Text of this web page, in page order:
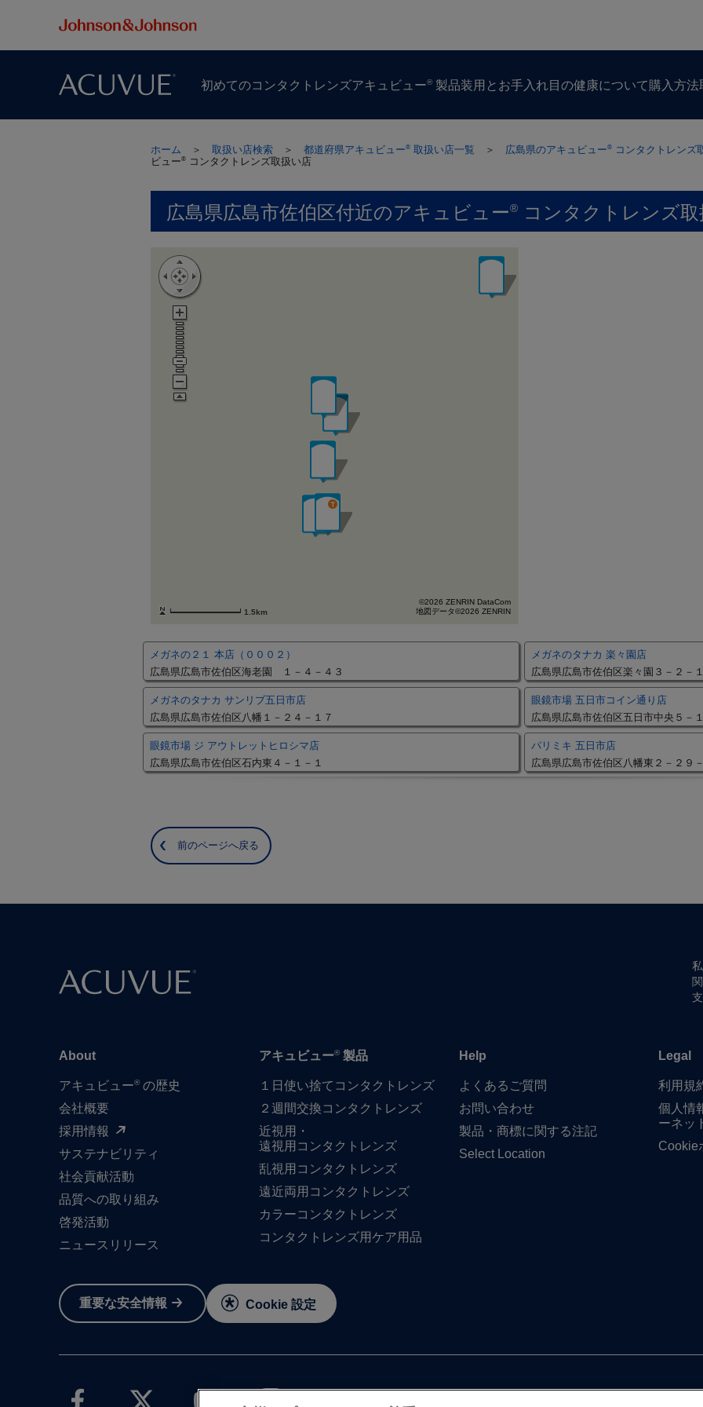
初めての​コンタクトレンズアキュビュー® 製品装用とお手入れ目の​健康に​ついて購入方​法
ホーム ＞ 取扱い店検索 ＞ 都道府県アキュビュー® 取扱い店一覧 ＞ 広島県のアキュビュー®
コンタクトレンズ
ビュー® コンタクトレンズ取扱い店
広島県広島市佐伯区付近のアキュビュー® コンタクトレンズ
1.5km
©2026 ZENRIN DataCom
地図データ©2026 ZENRIN
メガネの２１ 本店（０００２）
広島県広島市佐伯区海老園 １－４－４３
メガネのタナカ 楽々園店
広島県広島市佐伯区楽々園３－２－
メガネのタナカ サンリブ五日市店
広島県広島市佐伯区八幡１－２４－１７
眼鏡市場 五日市コイン通り店
広島県広島市佐伯区五日市中央５－
眼鏡市場 ジ アウトレットヒロシマ店
広島県広島市佐伯区石内東４－１－１
パリミキ 五日市店
広島県広島市佐伯区八幡東２－２９
前のページへ戻る
About
アキュビュー® の歴史
会社概要
採用情報
サステナビリティ
社会貢献活動
品質への​取り組み
啓発活動
ニュースリリース
アキュビュー®製品
１日​使い捨て​​コンタクトレンズ
２週間交換コンタクトレンズ
近視用・
遠視用コンタクトレンズ
乱視用コンタクトレンズ
遠近両用コンタクトレンズ
カラーコンタクトレンズ
コンタクトレンズ用ケア用品
Help
よく​ある​ご質問
お問い​合わせ
製品・商標に​関する​注記
Select Location
Legal
利用規
個人情
ーネッ
Cookie
重要な​安全情報 Cookie 設定